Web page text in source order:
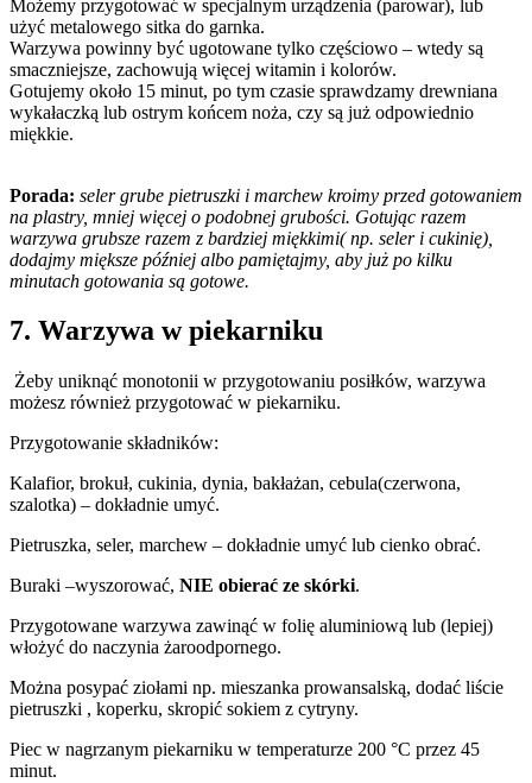
Możemy przygotować w specjalnym urządzenia (parowar), lub
użyć metalowego sitka do garnka.
Warzywa powinny być ugotowane tylko częściowo – wtedy są
smaczniejsze, zachowują więcej witamin i kolorów.
Gotujemy około 15 minut, po tym czasie sprawdzamy drewniana
wykałaczką lub ostrym końcem noża, czy są już odpowiednio
miękkie.
Porada: seler grube pietruszki i marchew kroimy przed gotowaniem
na plastry, mniej więcej o podobnej grubości. Gotując razem
warzywa grubsze razem z bardziej miękkimi( np. seler i cukinię),
dodajmy miększe później albo pamiętajmy, aby już po kilku
minutach gotowania są gotowe.
7. Warzywa w piekarniku
Żeby uniknąć monotonii w przygotowaniu posiłków, warzywa
możesz również przygotować w piekarniku.
Przygotowanie składników:
Kalafior, brokuł, cukinia, dynia, bakłażan, cebula(czerwona,
szalotka) – dokładnie umyć.
Pietruszka, seler, marchew – dokładnie umyć lub cienko obrać.
Buraki –wyszorować, NIE obierać ze skórki.
Przygotowane warzywa zawinąć w folię aluminiową lub (lepiej)
włożyć do naczynia żaroodpornego.
Można posypać ziołami np. mieszanka prowansalską, dodać liście
pietruszki , koperku, skropić sokiem z cytryny.
Piec w nagrzanym piekarniku w temperaturze 200 °C przez 45
minut.